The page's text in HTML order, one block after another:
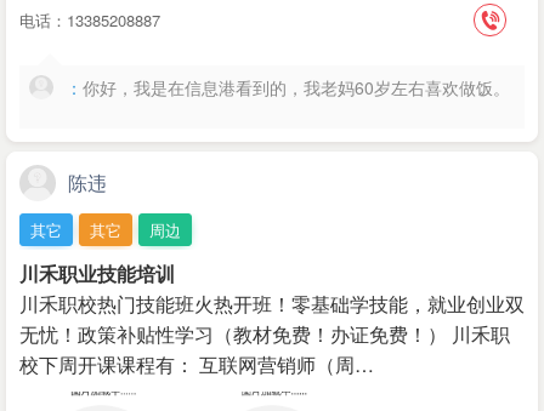
电话：13385208887
： 你好，我是在信息港看到的，我老妈60岁左右喜欢做饭。
陈违
其它 其它 周边
川禾职业技能培训
川禾职校热门技能班火热开班！零基础学技能，就业创业双
无忧！政策补贴性学习（教材免费！办证免费！） 川禾职
校下周开课课程有： 互联网营销师（周…